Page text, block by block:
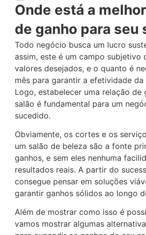
Onde está a
de ganho para seu
Todo negócio busca um lucro
assim, este é um campo subjetivo
valores desejados, e o quanto é
mês para garantir a efetividade da
Logo, estabelecer uma relação de
salão é fundamental para um
sucedido.
Obviamente, os cortes e os
um salão de beleza são a fonte
ganhos, e sem eles nenhuma
resultados reais. A partir do
consegue pensar em soluções
garantir ganhos sólidos ao longo
Além de mostrar como isso é
vamos mostrar algumas